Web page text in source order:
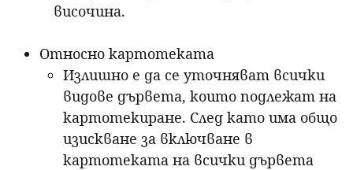
височина.
Относно картотеката
Излишно е да се уточняват всички
видове дървета, които подлежат на
картотекиране. След като има общо
изискване за включване в
картотеката на всички дървета